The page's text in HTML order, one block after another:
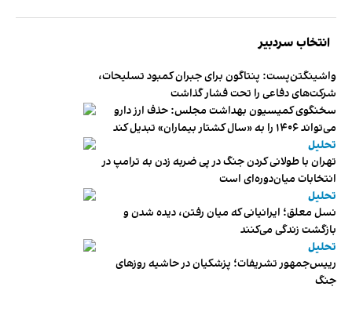
انتخاب سردبیر
واشینگتن‌پست: پنتاگون برای جبران کمبود تسلیحات،
شرکت‌های دفاعی را تحت فشار گذاشت
سخنگوی کمیسیون بهداشت مجلس: حذف ارز دارو
می‌تواند ۱۴۰۶ را به «سال کشتار بیماران» تبدیل کند
تحلیل
تهران با طولانی کردن جنگ در پی ضربه زدن به ترامپ در
انتخابات میان‌دوره‌ای است
تحلیل
نسل معلق؛ ایرانیانی که میان رفتن، دیده شدن و
بازگشت زندگی می‌کنند
تحلیل
رییس‌جمهور تشریفات؛ پزشکیان در حاشیه روزهای
جنگ